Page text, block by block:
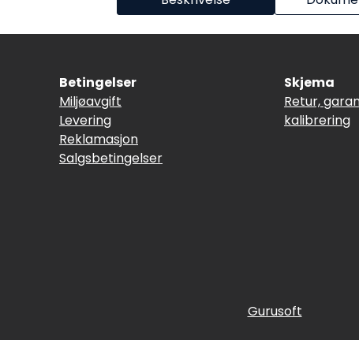
Betingelser
Miljøavgift
Levering
Reklamasjon
Salgsbetingelser
Skjema
Retur,
kalibrering
Gurusoft